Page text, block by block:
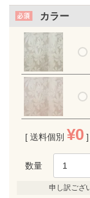
カラー
送料個別 ¥0
申し訳ござ